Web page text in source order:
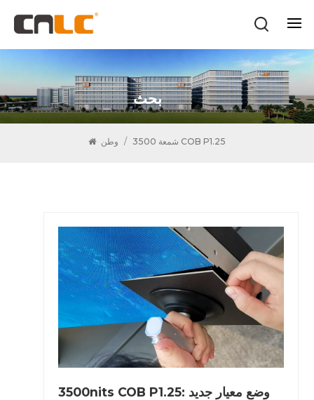
بحث
وطن / 3500 شمعة COB P1.25
3500nits COB P1.25: وضع معيار جديد